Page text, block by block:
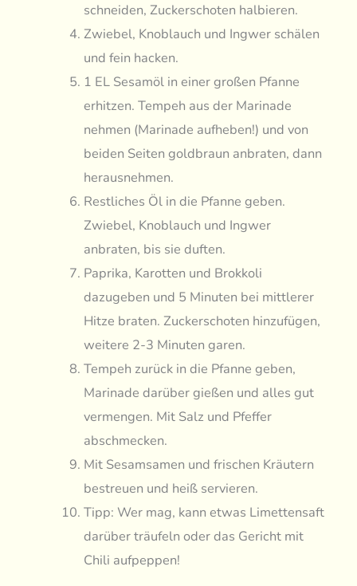
schneiden, Zuckerschoten halbieren.
Zwiebel, Knoblauch und Ingwer schälen
und fein hacken.
1 EL Sesamöl in einer großen Pfanne
erhitzen. Tempeh aus der Marinade
nehmen (Marinade aufheben!) und von
beiden Seiten goldbraun anbraten, dann
herausnehmen.
Restliches Öl in die Pfanne geben.
Zwiebel, Knoblauch und Ingwer
anbraten, bis sie duften.
Paprika, Karotten und Brokkoli
dazugeben und 5 Minuten bei mittlerer
Hitze braten. Zuckerschoten hinzufügen,
weitere 2-3 Minuten garen.
Tempeh zurück in die Pfanne geben,
Marinade darüber gießen und alles gut
vermengen. Mit Salz und Pfeffer
abschmecken.
Mit Sesamsamen und frischen Kräutern
bestreuen und heiß servieren.
Tipp: Wer mag, kann etwas Limettensaft
darüber träufeln oder das Gericht mit
Chili aufpeppen!